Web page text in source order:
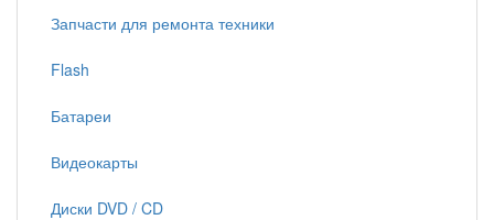
Запчасти для ремонта техники
Flash
Батареи
Видеокарты
Диски DVD / CD